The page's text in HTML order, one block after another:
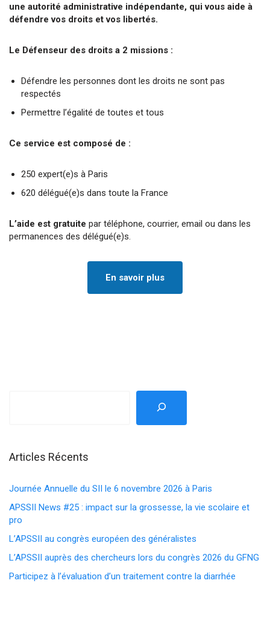
une autorité administrative indépendante, qui vous aide à
défendre vos droits et vos libertés.
Le Défenseur des droits a 2 missions :
Défendre les personnes dont les droits ne sont pas
respectés
Permettre l’égalité de toutes et tous
Ce service est composé de :
250 expert(e)s à Paris
620 délégué(e)s dans toute la France
L’aide est gratuite par téléphone, courrier, email ou dans les
permanences des délégué(e)s.
En savoir plus
Articles Récents
Journée Annuelle du SII le 6 novembre 2026 à Paris
APSSII News #25 : impact sur la grossesse, la vie scolaire et
pro
L’APSSII au congrès européen des généralistes
L’APSSII auprès des chercheurs lors du congrès 2026 du GFNG
Participez à l’évaluation d’un traitement contre la diarrhée